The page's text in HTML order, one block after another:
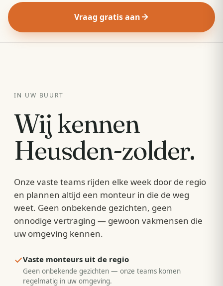
Vraag gratis aan
IN UW BUURT
Wij kennen
Heusden-zolder.
Onze vaste teams rijden elke week door de regio
en plannen altijd een monteur in die de weg
weet. Geen onbekende gezichten, geen
onnodige vertraging — gewoon vakmensen die
uw omgeving kennen.
Vaste monteurs uit de regio
Geen onbekende gezichten — onze teams komen
regelmatig in uw omgeving.